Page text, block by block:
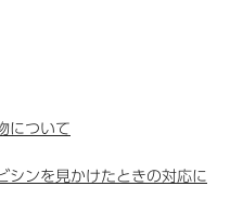
について
シンを見かけたときの対応に